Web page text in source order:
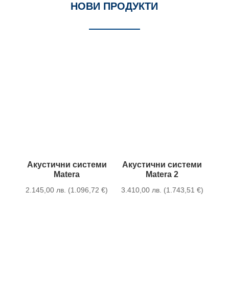
НОВИ ПРОДУКТИ
Акустични системи
Matera
2.145,00 лв. (1.096,72€)
Акустични системи
Matera 2
3.410,00 лв. (1.743,51 €)